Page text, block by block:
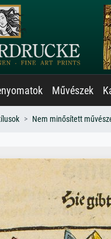
Művészek
Nem minősített